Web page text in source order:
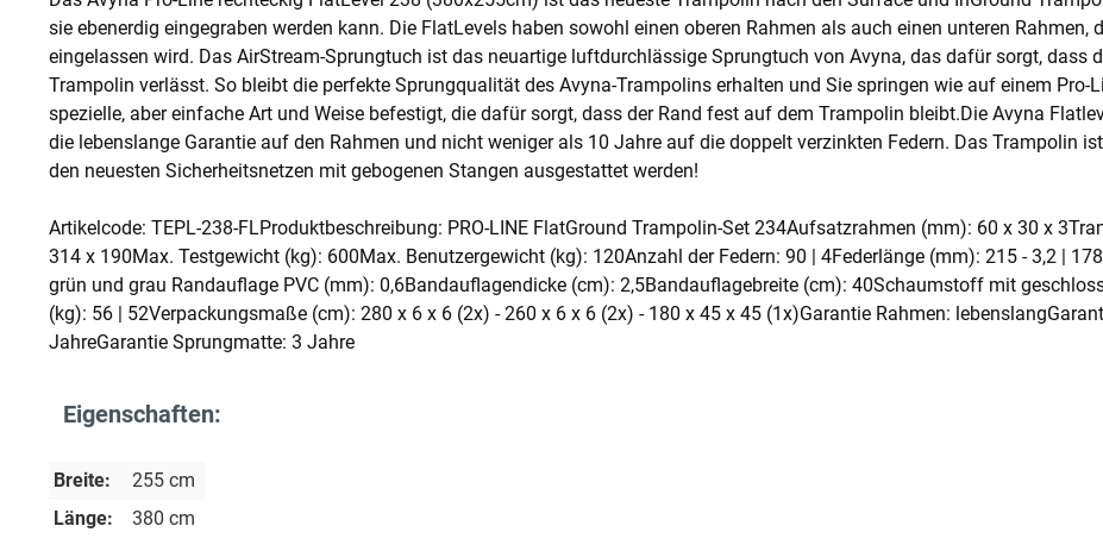
sie ebenerdig eingegraben werden kann. Die FlatLevels haben sowohl einen oberen Rahmen als auch einen unteren
eingelassen wird. Das AirStream-Sprungtuch ist das neuartige luftdurchlässige Sprungtuch von Avyna, das dafür sorgt,
Trampolin verlässt. So bleibt die perfekte Sprungqualität des Avyna-Trampolins erhalten und Sie springen wie auf einem Pro-
spezielle, aber einfache Art und Weise befestigt, die dafür sorgt, dass der Rand fest auf dem Trampolin bleibt.Die Avyna
die lebenslange Garantie auf den Rahmen und nicht weniger als 10 Jahre auf die doppelt verzinkten Federn. Das Trampolin
den neuesten Sicherheitsnetzen mit gebogenen Stangen ausgestattet werden!
Artikelcode: TEPL-238-FLProduktbeschreibung: PRO-LINE FlatGround Trampolin-Set 234Aufsatzrahmen (mm): 60 x 30 x
314 x 190Max. Testgewicht (kg): 600Max. Benutzergewicht (kg): 120Anzahl der Federn: 90 | 4Federlänge (mm): 215 - 3,2 |
grün und grau Randauflage PVC (mm): 0,6Bandauflagendicke (cm): 2,5Bandauflagebreite (cm): 40Schaumstoff mit
(kg): 56 | 52Verpackungsmaße (cm): 280 x 6 x 6 (2x) - 260 x 6 x 6 (2x) - 180 x 45 x 45 (1x)Garantie Rahmen:
JahreGarantie Sprungmatte: 3 Jahre
Eigenschaften:
Breite:
255 cm
Länge:
380 cm